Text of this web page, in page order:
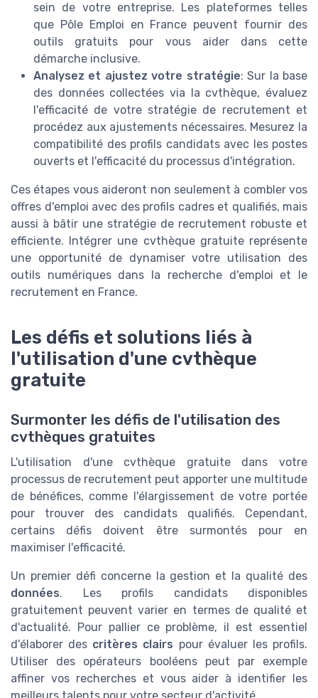
sein de votre entreprise. Les plateformes telles
que Pôle Emploi en France peuvent fournir des
outils gratuits pour vous aider dans cette
démarche inclusive.
Analysez et ajustez votre stratégie: Sur la base
des données collectées via la cvthèque, évaluez
l'efficacité de votre stratégie de recrutement et
procédez aux ajustements nécessaires. Mesurez la
compatibilité des profils candidats avec les postes
ouverts et l'efficacité du processus d'intégration.
Ces étapes vous aideront non seulement à combler vos
offres d'emploi avec des profils cadres et qualifiés, mais
aussi à bâtir une stratégie de recrutement robuste et
efficiente. Intégrer une cvthèque gratuite représente
une opportunité de dynamiser votre utilisation des
outils numériques dans la recherche d'emploi et le
recrutement en France.
Les défis et solutions liés à
l'utilisation d'une cvthèque
gratuite
Surmonter les défis de l'utilisation des
cvthèques gratuites
L'utilisation d'une cvthèque gratuite dans votre
processus de recrutement peut apporter une multitude
de bénéfices, comme l'élargissement de votre portée
pour trouver des candidats qualifiés. Cependant,
certains défis doivent être surmontés pour en
maximiser l'efficacité.
Un premier défi concerne la gestion et la qualité des
données. Les profils candidats disponibles
gratuitement peuvent varier en termes de qualité et
d'actualité. Pour pallier ce problème, il est essentiel
d'élaborer des critères clairs pour évaluer les profils.
Utiliser des opérateurs booléens peut par exemple
affiner vos recherches et vous aider à identifier les